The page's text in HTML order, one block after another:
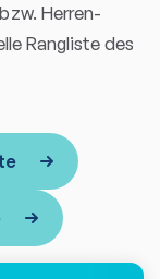
Herren-
Rangliste des